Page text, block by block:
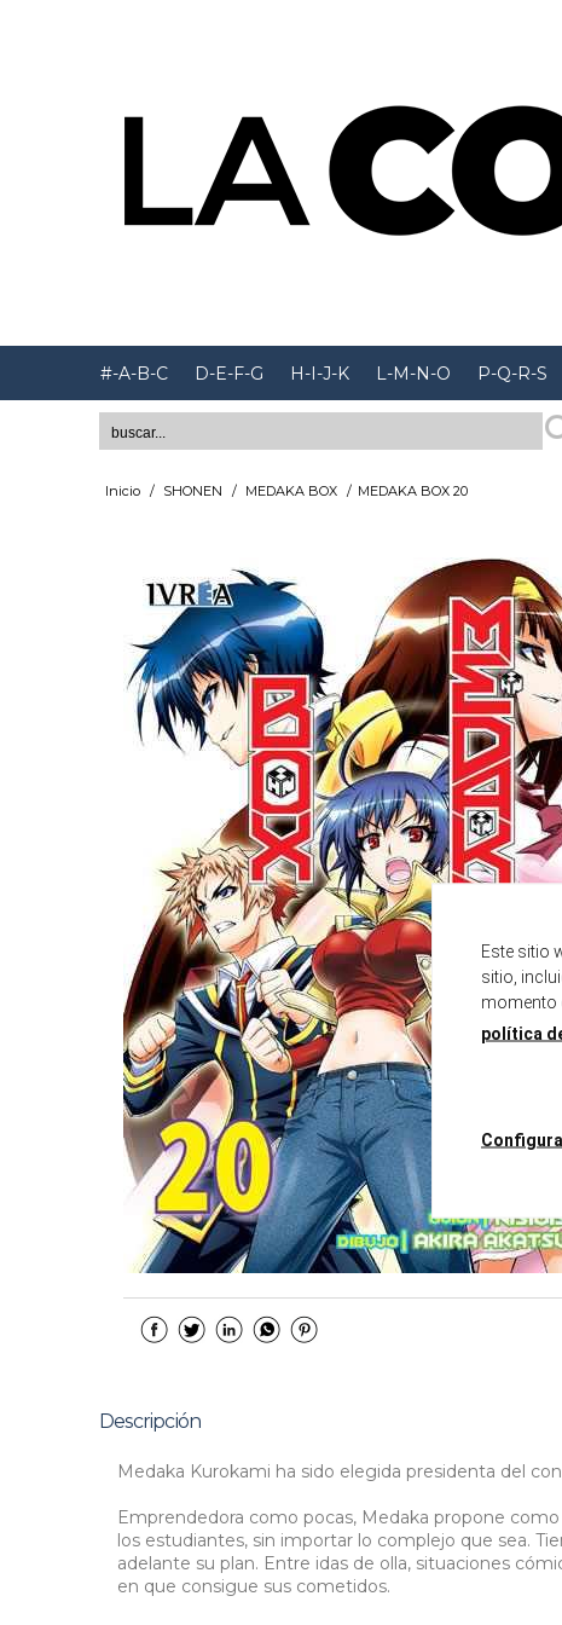
#-A-B-C D-E-F-G H-I-J-K L-M-N-O P-Q-R-S
Inicio / SHONEN / MEDAKA BOX / MEDAKA BOX 20
Descripción
Medaka Kurokami ha sido elegida presidenta del
Emprendedora como pocas, Medaka propone
los estudiantes, sin importar lo complejo que sea.
adelante su plan. Entre idas de olla, situaciones
en que consigue sus cometidos.
Este sitio
sitio,
momento
política